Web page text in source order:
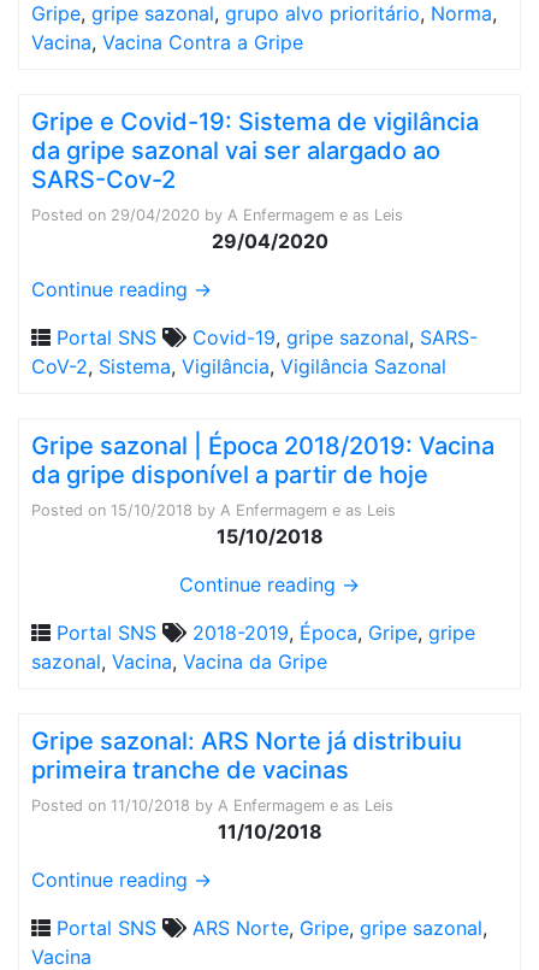
Gripe, gripe sazonal, grupo alvo prioritário, Norma,
Vacina, Vacina Contra a Gripe
Gripe e Covid-19: Sistema de vigilância
da gripe sazonal vai ser alargado ao
SARS-Cov-2
Posted on 29/04/2020 by A Enfermagem e as Leis
29/04/2020
Continue reading →
Portal SNS
Covid-19, gripe sazonal, SARS-
CoV-2, Sistema, Vigilância, Vigilância Sazonal
Gripe sazonal | Época 2018/2019: Vacina
da gripe disponível a partir de hoje
Posted on 15/10/2018 by A Enfermagem e as Leis
15/10/2018
Continue reading →
Portal SNS
2018-2019, Época, Gripe, gripe
sazonal, Vacina, Vacina da Gripe
Gripe sazonal: ARS Norte já distribuiu
primeira tranche de vacinas
Posted on 11/10/2018 by A Enfermagem e as Leis
11/10/2018
Continue reading →
Portal SNS
ARS Norte, Gripe, gripe sazonal,
Vacina